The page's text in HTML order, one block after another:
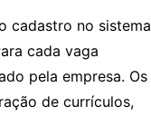
cadastro no sistema
cada vaga
pela empresa. Os
de currículos,